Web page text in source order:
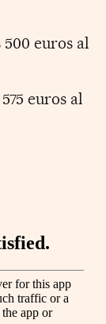
500 euros al
euros al